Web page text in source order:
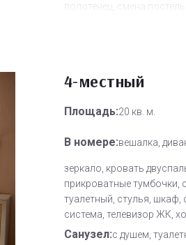
полотенец, смена
4-местный
Площадь:20 кв. м.
В номере:вешалка,
зеркало, кровать
прикроватные тумбочки,
туалетный, стулья, шкаф,
система, телевизор ЖК,
Санузел:с душем,